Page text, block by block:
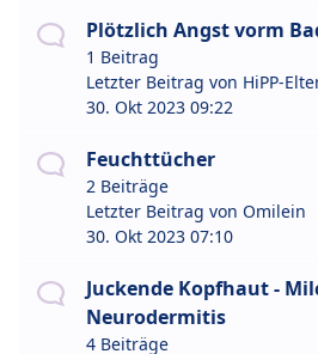
Plötzlich Angst vorm
1 Beitrag
Letzter Beitrag von HiPP-
30. Okt 2023 09:22
Feuchttücher
2 Beiträge
Letzter Beitrag von Omilein
30. Okt 2023 07:10
Juckende Kopfhaut -
Neurodermitis
4 Beiträge